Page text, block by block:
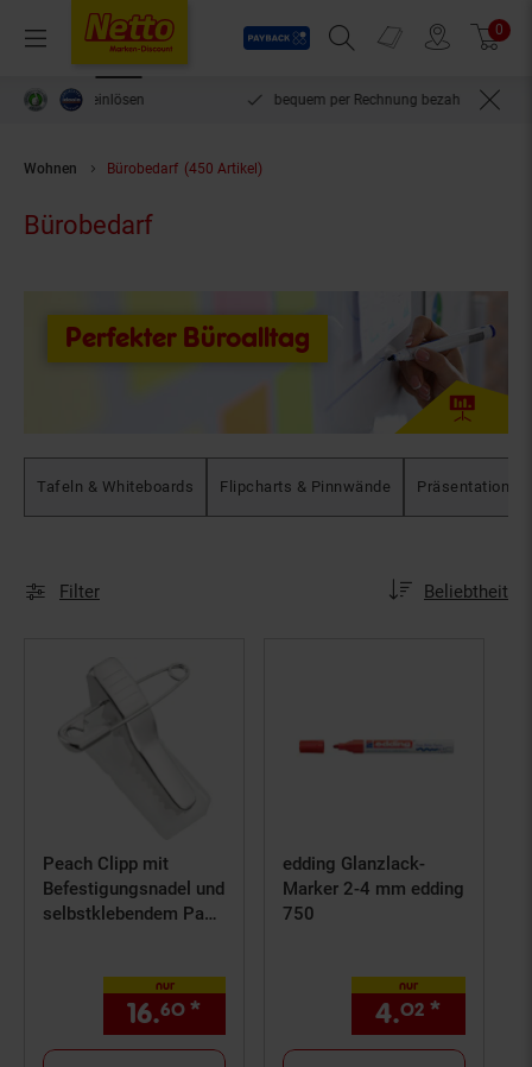
Menü
Payback
Suchfeld einblenden
Prospekte 0
bequem per Rechnung bezahlen***
Wohnen Bürobedarf (450 Artikel)
Bürobedarf
Perfekter Büroalltag
Tafeln & Whiteboards Flipcharts & Pinnwände Präsentations-
Filter Sortierung:
Beliebtheit
Peach Clipp mit
Befestigungsnadel und
selbstklebendem Pad,
nur
16.60 * € Sternchen
edding Glanzlack-
Marker 2-4 mm edding
750
nur
4.02 *